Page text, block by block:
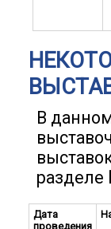
В
разделе
Дата
проведения